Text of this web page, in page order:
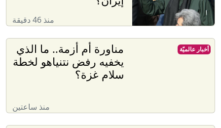
منذ 46 دقيقة
مناورة أم أزمة.. ما الذي
يخفيه رفض نتنياهو لخطة
سلام غزة؟
منذ ساعتين
أخبار عالميّة